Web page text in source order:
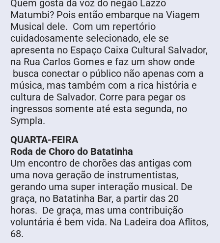
Quem gosta da voz do negão Lazzo
Matumbi? Pois então embarque na Viagem
Musical dele. Com um repertório
cuidadosamente selecionado, ele se
apresenta no Espaço Caixa Cultural Salvador,
na Rua Carlos Gomes e faz um show onde
busca conectar o público não apenas com a
música, mas também com a rica história e
cultura de Salvador. Corre para pegar os
ingressos somente até esta segunda, no
Sympla.
QUARTA-FEIRA
Roda de Choro do Batatinha
Um encontro de chorões das antigas com
uma nova geração de instrumentistas,
gerando uma super interação musical. De
graça, no Batatinha Bar, a partir das 20
horas. De graça, mas uma contribuição
voluntária é bem vida. Na Ladeira doa Aflitos,
68.